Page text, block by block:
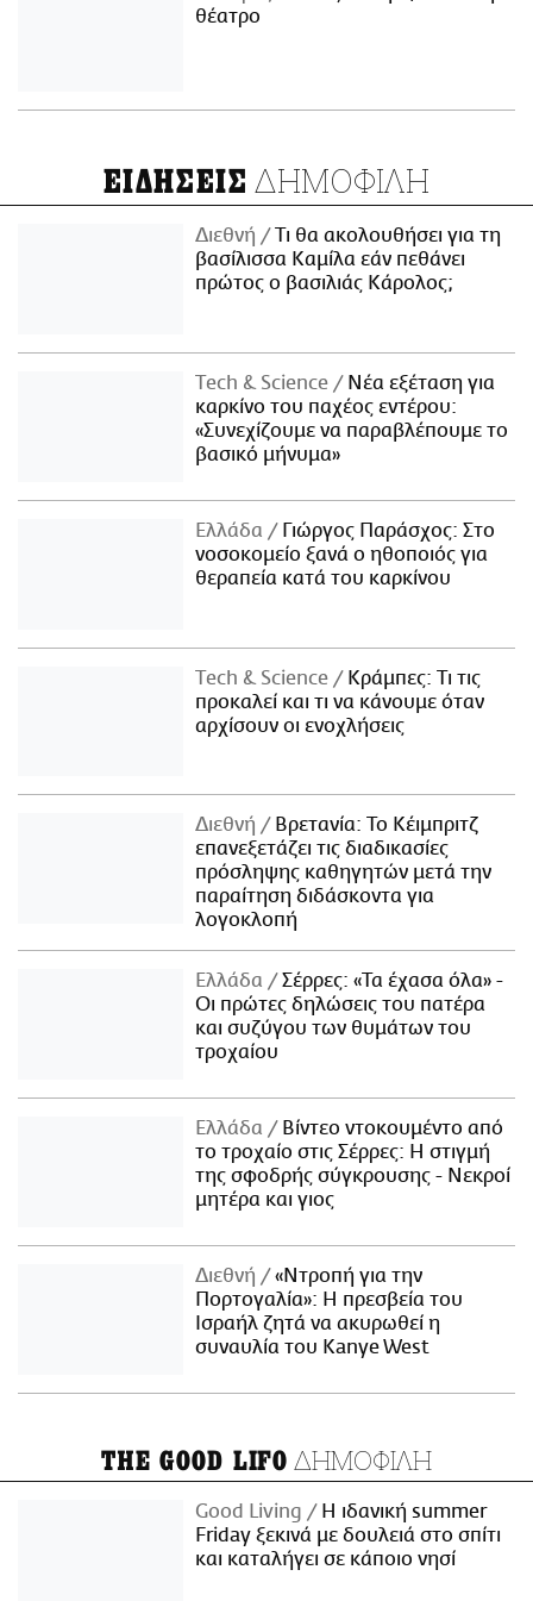
θέατρο
ΕΙΔΗΣΕΙΣ ΔΗΜΟΦΙΛΗ
Διεθνή
Τι θα ακολουθήσει για τη
βασίλισσα Καμίλα εάν πεθάνει
πρώτος ο βασιλιάς Κάρολος;
Τech & Science
Νέα εξέταση για
καρκίνο του παχέος εντέρου:
«Συνεχίζουμε να παραβλέπουμε το
βασικό μήνυμα»
Ελλάδα
Γιώργος Παράσχος: Στο
νοσοκομείο ξανά ο ηθοποιός για
θεραπεία κατά του καρκίνου
Τech & Science
Κράμπες: Τι τις
προκαλεί και τι να κάνουμε όταν
αρχίσουν οι ενοχλήσεις
Διεθνή
Βρετανία: Το Κέιμπριτζ
επανεξετάζει τις διαδικασίες
πρόσληψης καθηγητών μετά την
παραίτηση διδάσκοντα για
λογοκλοπή
Ελλάδα
Σέρρες: «Τα έχασα όλα» -
Οι πρώτες δηλώσεις του πατέρα
και συζύγου των θυμάτων του
τροχαίου
Ελλάδα
Βίντεο ντοκουμέντο από
το τροχαίο στις Σέρρες: Η στιγμή
της σφοδρής σύγκρουσης - Νεκροί
μητέρα και γιος
Διεθνή
«Ντροπή για την
Πορτογαλία»: Η πρεσβεία του
Ισραήλ ζητά να ακυρωθεί η
συναυλία του Kanye West
THE GOOD LIFO ΔΗΜΟΦΙΛΗ
Good Living
Η ιδανική summer
Friday ξεκινά με δουλειά στο σπίτι
και καταλήγει σε κάποιο νησί